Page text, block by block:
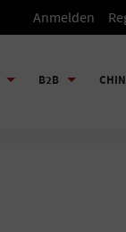
Anmelden
B2B